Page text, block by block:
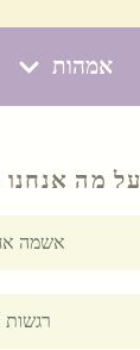
אמהות
על מה אנחנו
אשמה
רגשות